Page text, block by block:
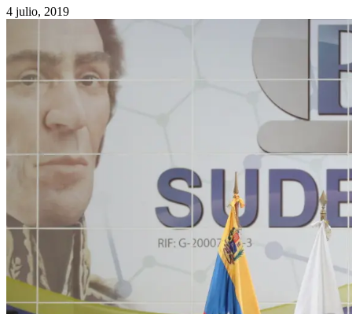
4 julio, 2019